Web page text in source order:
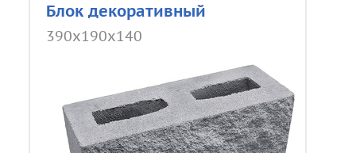
Блок декоративный
390х190х140